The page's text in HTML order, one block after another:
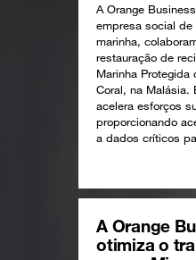
A Orange
empresa social de
marinha,
restauração de
Marinha Protegida
Coral, na Malásia.
acelera esforços
proporcionando
a dados críticos
A Orange
otimiza o